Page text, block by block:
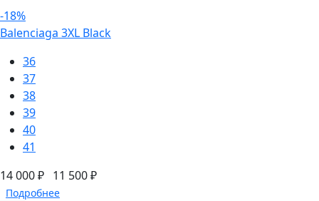
-18%
Balenciaga 3XL Black
36
37
38
39
40
41
14 000 ₽ 11 500 ₽
Подробнее